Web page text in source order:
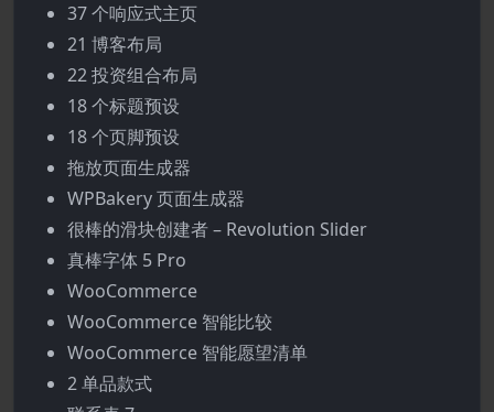
37 个响应式主页
21 博客布局
22 投资组合布局
18 个标题预设
18 个页脚预设
拖放页面生成器
WPBakery 页面生成器
很棒的滑块创建者 – Revolution Slider
真棒字体 5 Pro
WooCommerce
WooCommerce 智能比较
WooCommerce 智能愿望清单
2 单品款式